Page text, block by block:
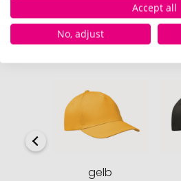
Verfügbare Farben
gelb
Accept all
No, adjust